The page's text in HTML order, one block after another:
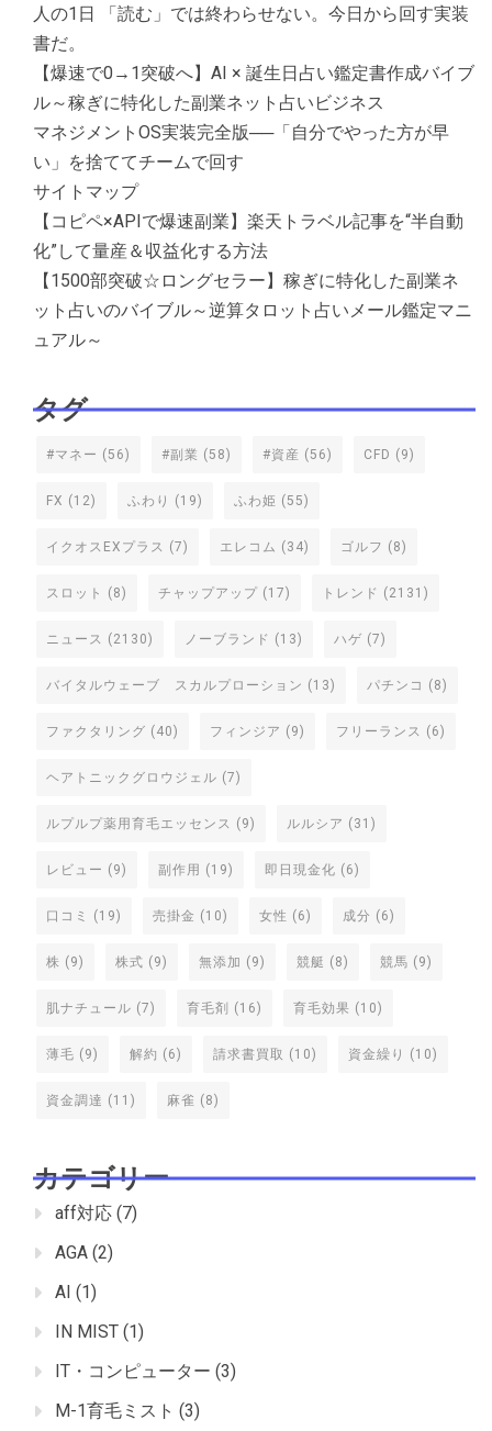
人の1日 「読む」では終わらせない。今日から回す実装
書だ。
【爆速で0→1突破へ】AI × 誕生日占い鑑定書作成バイブ
ル～稼ぎに特化した副業ネット占いビジネス
マネジメントOS実装完全版──「自分でやった方が早
い」を捨ててチームで回す
サイトマップ
【コピペ×APIで爆速副業】楽天トラベル記事を“半自動
化”して量産＆収益化する方法
【1500部突破☆ロングセラー】稼ぎに特化した副業ネ
ット占いのバイブル～逆算タロット占いメール鑑定マニ
ュアル～
タグ
#マネー (56) #副業 (58) #資産 (56) CFD (9)
FX (12) ふわり (19) ふわ姫 (55)
イクオスEXプラス (7) エレコム (34) ゴルフ (8)
スロット (8) チャップアップ (17) トレンド (2131)
ニュース (2130) ノーブランド (13) ハゲ (7)
バイタルウェーブ スカルプローション (13) パチンコ (8)
ファクタリング (40) フィンジア (9) フリーランス (6)
ヘアトニックグロウジェル (7)
ルプルプ薬用育毛エッセンス (9) ルルシア (31)
レビュー (9) 副作用 (19) 即日現金化 (6)
口コミ (19) 売掛金 (10) 女性 (6) 成分 (6)
株 (9) 株式 (9) 無添加 (9) 競艇 (8) 競馬 (9)
肌ナチュール (7) 育毛剤 (16) 育毛効果 (10)
薄毛 (9) 解約 (6) 請求書買取 (10) 資金繰り (10)
資金調達 (11) 麻雀 (8)
カテゴリー
aff対応 (7)
AGA (2)
AI (1)
IN MIST (1)
IT・コンピューター (3)
M-1育毛ミスト (3)